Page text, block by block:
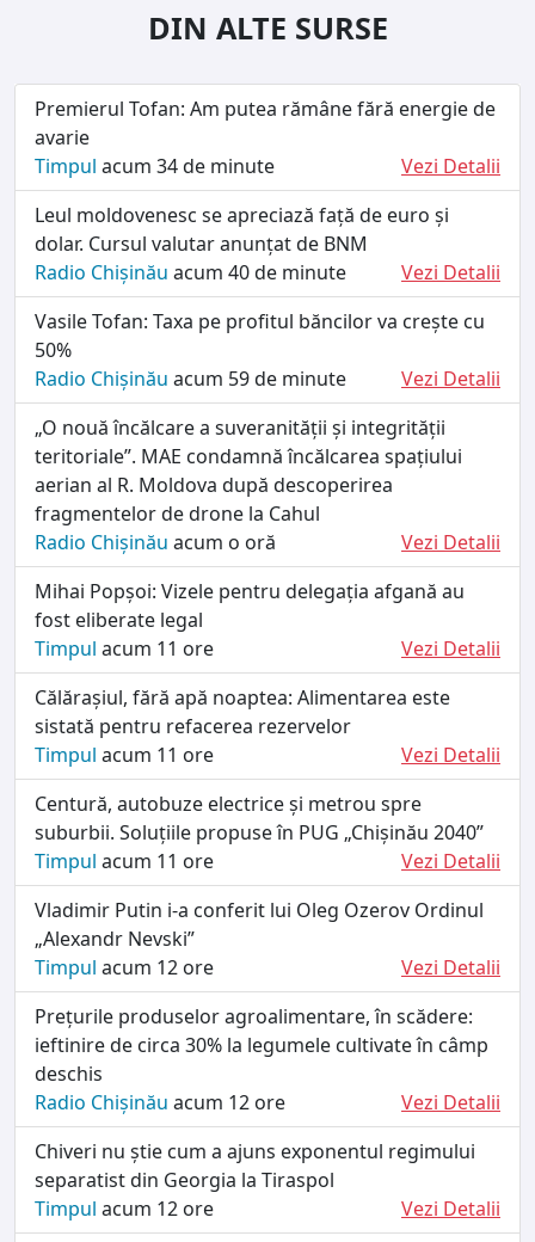
DIN ALTE SURSE
Premierul Tofan: Am putea rămâne fără energie de
avarie
Timpul acum 34 de minute
Vezi Detalii
Leul moldovenesc se apreciază față de euro și
dolar. Cursul valutar anunțat de BNM
Radio Chișinău acum 40 de minute
Vezi Detalii
Vasile Tofan: Taxa pe profitul băncilor va crește cu
50%
Radio Chișinău acum 59 de minute
Vezi Detalii
„O nouă încălcare a suveranității și integrității
teritoriale”. MAE condamnă încălcarea spațiului
aerian al R. Moldova după descoperirea
fragmentelor de drone la Cahul
Radio Chișinău acum o oră
Vezi Detalii
Mihai Popșoi: Vizele pentru delegația afgană au
fost eliberate legal
Timpul acum 11 ore
Vezi Detalii
Călărașiul, fără apă noaptea: Alimentarea este
sistată pentru refacerea rezervelor
Timpul acum 11 ore
Vezi Detalii
Centură, autobuze electrice și metrou spre
suburbii. Soluțiile propuse în PUG „Chișinău 2040”
Timpul acum 11 ore
Vezi Detalii
Vladimir Putin i-a conferit lui Oleg Ozerov Ordinul
„Alexandr Nevski”
Timpul acum 12 ore
Vezi Detalii
Prețurile produselor agroalimentare, în scădere:
ieftinire de circa 30% la legumele cultivate în câmp
deschis
Radio Chișinău acum 12 ore
Vezi Detalii
Chiveri nu știe cum a ajuns exponentul regimului
separatist din Georgia la Tiraspol
Timpul acum 12 ore
Vezi Detalii